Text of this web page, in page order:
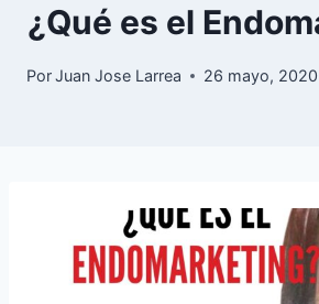
¿Qué es el
PorJuan Jose Larrea 26 mayo, 2020